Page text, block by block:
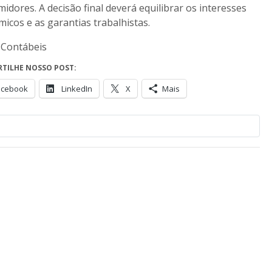
A decisão final deverá equilibrar os interesses
e as garantias trabalhistas.
NOSSO POST:
LinkedIn X Mais